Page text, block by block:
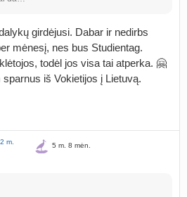
girdėjusi. Dabar ir nedirbs
mėnesį, nes bus Studientag.
todėl jos visa tai atperka. 🤗
iš Vokietijos į Lietuvą.
2 m.
5 m. 8 mėn.